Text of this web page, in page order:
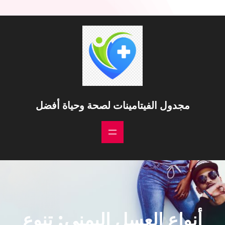
مجدول الفيتامينات لصحة وحياة أفضل
أنواع العسل اليمني: تنوع